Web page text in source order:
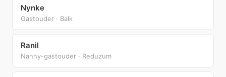
Nynke
Gastouder · Balk
Ranil
Nanny-gastouder · Reduzum